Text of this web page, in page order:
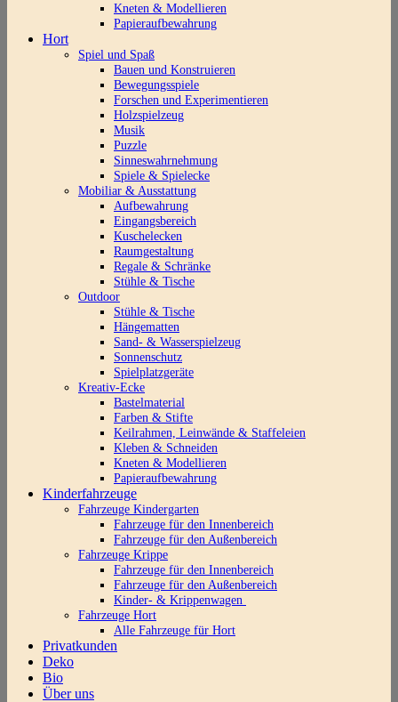
Kneten & Modellieren
Papieraufbewahrung
Hort
Spiel und Spaß
Bauen und Konstruieren
Bewegungsspiele
Forschen und Experimentieren
Holzspielzeug
Musik
Puzzle
Sinneswahrnehmung
Spiele & Spielecke
Mobiliar & Ausstattung
Aufbewahrung
Eingangsbereich
Kuschelecken
Raumgestaltung
Regale & Schränke
Stühle & Tische
Outdoor
Stühle & Tische
Hängematten
Sand- & Wasserspielzeug
Sonnenschutz
Spielplatzgeräte
Kreativ-Ecke
Bastelmaterial
Farben & Stifte
Keilrahmen, Leinwände & Staffeleien
Kleben & Schneiden
Kneten & Modellieren
Papieraufbewahrung
Kinderfahrzeuge
Fahrzeuge Kindergarten
Fahrzeuge für den Innenbereich
Fahrzeuge für den Außenbereich
Fahrzeuge Krippe
Fahrzeuge für den Innenbereich
Fahrzeuge für den Außenbereich
Kinder- & Krippenwagen
Fahrzeuge Hort
Alle Fahrzeuge für Hort
Privatkunden
Deko
Bio
Über uns